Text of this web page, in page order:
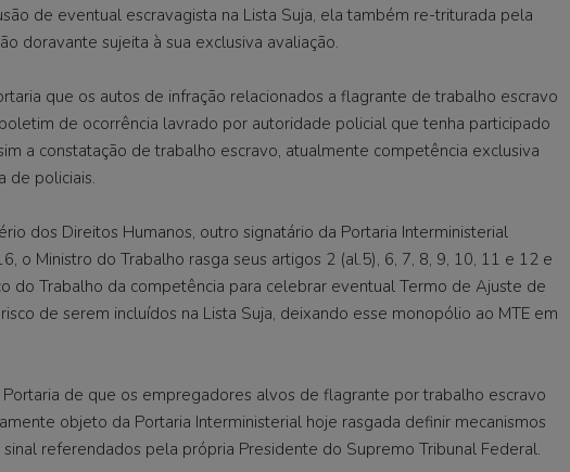
de eventual escravagista na Lista Suja, ela também re-triturada pela
doravante sujeita à sua exclusiva avaliação.
que os autos de infração relacionados a flagrante de trabalho escravo
de ocorrência lavrado por autoridade policial que tenha participado
a constatação de trabalho escravo, atualmente competência exclusiva
de policiais.
dos Direitos Humanos, outro signatário da Portaria Interministerial
o Ministro do Trabalho rasga seus artigos 2 (al.5), 6, 7, 8, 9, 10, 11 e 12 e
do Trabalho da competência para celebrar eventual Termo de Ajuste de
de serem incluídos na Lista Suja, deixando esse monopólio ao MTE em
Portaria de que os empregadores alvos de flagrante por trabalho escravo
objeto da Portaria Interministerial hoje rasgada definir mecanismos
referendados pela própria Presidente do Supremo Tribunal Federal.